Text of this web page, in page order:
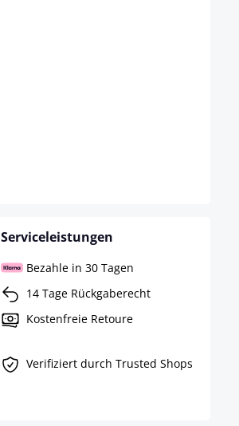
Serviceleistungen
Bezahle in 30 Tagen
14 Tage Rückgaberecht
Kostenfreie Retoure
Verifiziert durch Trusted Shops